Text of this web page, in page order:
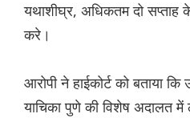
यथाशीघ्र, अधिकतम दो
करे।
आरोपी ने हाईकोर्ट को बताया
याचिका पुणे की विशेष अदालत